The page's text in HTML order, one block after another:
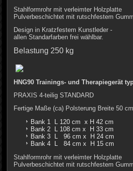
Stahlformrohr mit verleimter Holzplatte
Pulverbeschichtet mit rutschfestem
Design in Kratzfestem Kunstleder -
allen Standarfarben frei wählbar.
Belastung 250 kg
HNG90 Trainings- und Therapiegerät
PRAXIS 4-teilig STANDARD
Fertige Maße (ca) Polsterung Breite 50 cm
Bank 1 L 120 cm x H 42 cm
Bank 2 L 108 cm x H 33 cm
Bank 3 L 96 cm x H 24 cm
Bank 4 L 84 cm x H 15 cm
Stahlformrohr mit verleimter Holzplatte
Pulverbeschichtet mit rutschfestem